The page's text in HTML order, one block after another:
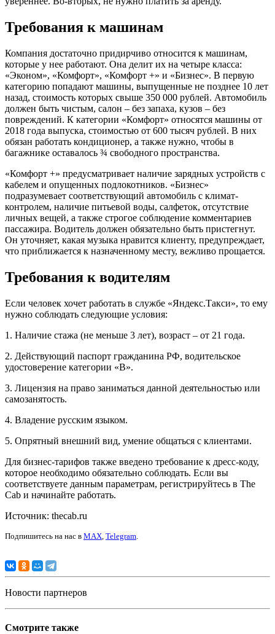
Требования к машинам
Компания достаточно придирчиво относится к машинам,
которые у нее работают. Она делит их на четыре класса:
«Эконом», «Комфорт», «Комфорт +» и «Бизнес». В первую
категорию попадают машины, выпущенные не позднее 10 лет
назад, стоимость которых свыше 350 000 рублей. Автомобиль
должен быть чистым, салон – без запаха, кузов – без
повреждений. К категории «Комфорт» относятся машины от
2018 года выпуска, стоимостью от 600 тысяч рублей. В них
обязан работать кондиционер, а также нужно, чтобы в
багажнике оставалось ¾ свободного пространства.
«Комфорт +» предусматривает наличие зарядных устройств с
кабелем и опущенных подлокотников. «Бизнес»
подразумевает соответствующий автомобиль с климат-
контролем, наличие питьевой воды, салфеток, отсутствие
личных вещей, а также строгое соблюдение комментариев
пассажира. Водитель должен обязательно быть пристегнут.
Он уточняет, какая музыка нравится клиенту, предупреждает,
что приближается к назначенному месту, вежливо прощается.
Требования к водителям
Если человек хочет работать в службе «Яндекс.Такси», то ему
нужно соблюдать следующие условия:
1. Наличие стажа (не меньше 3 лет), возраст – от 21 года.
2. Действующий паспорт гражданина РФ, водительское
удостоверение категории «В».
3. Лицензия на право заниматься данной деятельностью или
самозанятость.
4. Владение русским языком.
5. Опрятный внешний вид, умение общаться с клиентами.
Для бизнес-тарифов также введено требование к дресс-коду,
которое необходимо обязательно соблюдать. Если вы
соответствуете данным параметрам, регистрируйтесь в The
Cab и начинайте работать.
Источник: thecab.ru
Подпишитесь на нас в MAX Telegram
Новости партнеров
Смотрите также